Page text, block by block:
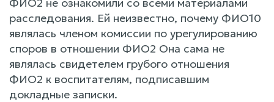
расследования. Ей неизвестно, почему ФИО10
являлась членом комиссии по урегулированию
споров в отношении ФИО2 Она сама не
являлась свидетелем грубого отношения
ФИО2 к воспитателям, подписавшим
докладные записки.